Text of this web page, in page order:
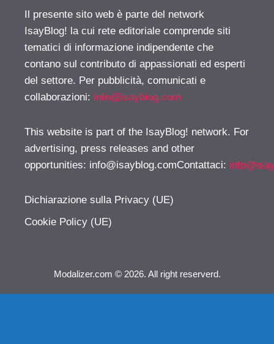
Il presente sito web è parte del network
IsayBlog! la cui rete editoriale comprende siti
tematici di informazione indipendente che
contano sul contributo di appassionati ed esperti
del settore. Per pubblicità, comunicati e
collaborazioni: info@isayblog.com
This website is part of the IsayBlog! network. For
advertising, press releases and other
opportunities: info@isayblog.comContattaci:
Dichiarazione sulla Privacy (UE)
Cookie Policy (UE)
Modalizer.com © 2026. All right reserverd.